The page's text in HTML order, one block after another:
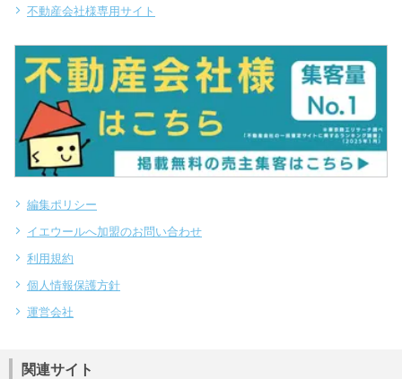
不動産会社様専用サイト
編集ポリシー
イエウールへ加盟のお問い合わせ
利用規約
個人情報保護方針
運営会社
関連サイト